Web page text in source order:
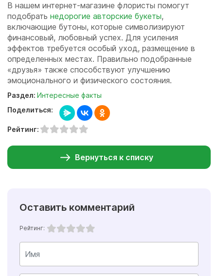
В нашем интернет-магазине флористы помогут
подобрать недорогие авторские букеты,
включающие бутоны, которые символизируют
финансовый, любовный успех. Для усиления
эффектов требуется особый уход, размещение в
определенных местах. Правильно подобранные
«друзья» также способствуют улучшению
эмоционального и физического состояния.
Раздел: Интересные факты
Поделиться:
Рейтинг:
Вернуться к списку
Оставить комментарий
Рейтинг: